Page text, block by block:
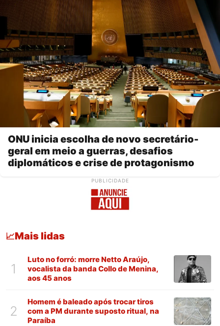
ONU inicia escolha de novo secretário-
geral em meio a guerras, desafios
diplomáticos e crise de protagonismo
PUBLICIDADE
📈Mais lidas
1
Luto no forró: morre Netto Araújo,
vocalista da banda Collo de Menina,
aos 45 anos
2
Homem é baleado após trocar tiros
com a PM durante suposto ritual, na
Paraíba